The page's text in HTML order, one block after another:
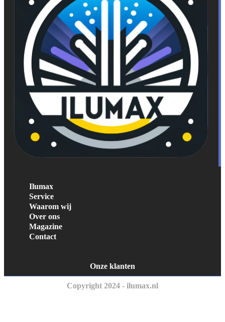
Ilumax
Service
Waarom wij
Over ons
Magazine
Contact
Onze klanten
Copyright 2024 - ilumax.nl